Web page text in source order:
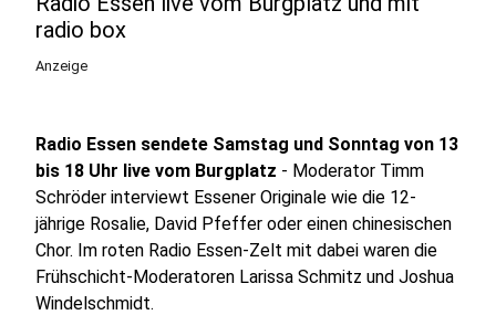
radio box
Anzeige
Radio Essen sendete Samstag und Sonntag von 13
bis 18 Uhr live vom Burgplatz - Moderator Timm
Schröder interviewt Essener Originale wie die 12-
jährige Rosalie, David Pfeffer oder einen chinesischen
Chor. Im roten Radio Essen-Zelt mit dabei waren die
Frühschicht-Moderatoren Larissa Schmitz und Joshua
Windelschmidt.